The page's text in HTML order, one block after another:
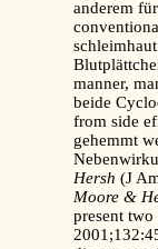
anderem
manner,
beide
from side
gehemmt
Hersh (J
Moore &
present